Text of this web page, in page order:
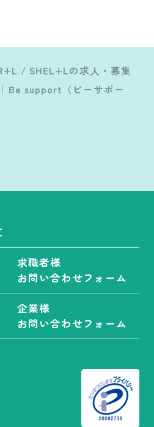
/ SHEL+Lの求人・募集
support（ビーサポー
求職者様
お問い合わせフォーム
企業様
お問い合わせフォーム